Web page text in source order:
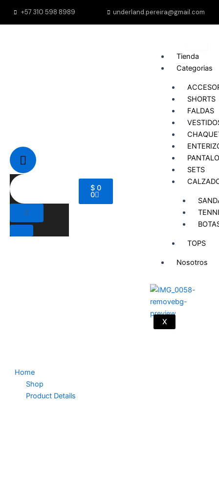
+57 310 598 8989 underland.pereira@gmail.com
$ 0
0
Tienda
Categorias
SHORTS
FALDAS
SETS
TOPS
Nosotros
X
Home
Shop
Product Details